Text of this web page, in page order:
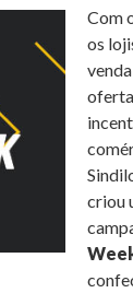
Com
os
criou